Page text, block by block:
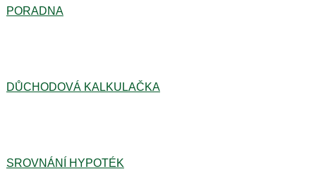
PORADNA
DŮCHODOVÁ KALKULAČKA
SROVNÁNÍ HYPOTÉK